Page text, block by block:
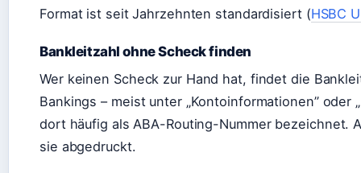
Format ist seit Jahrzehnten standardisiert (HSBC
Bankleitzahl ohne Scheck finden
Wer keinen Scheck zur Hand hat, findet die
Bankings – meist unter „Kontoinformationen” oder
dort häufig als ABA-Routing-Nummer bezeichnet.
sie abgedruckt.